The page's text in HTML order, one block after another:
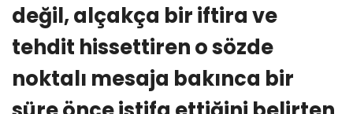
değil, alçakça bir iftira ve
tehdit hissettiren o sözde
noktalı mesaja bakınca bir